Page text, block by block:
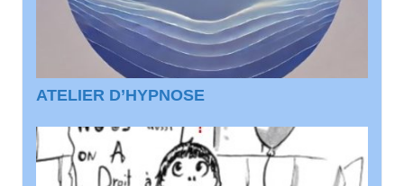
ATELIER D’HYPNOSE